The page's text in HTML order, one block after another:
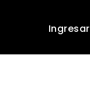
Ingresar